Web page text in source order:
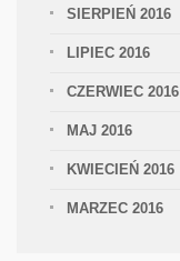
SIERPIEŃ 2016
LIPIEC 2016
CZERWIEC 2016
MAJ 2016
KWIECIEŃ 2016
MARZEC 2016